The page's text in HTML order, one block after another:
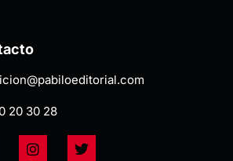
20 30 28
I
n
T
w